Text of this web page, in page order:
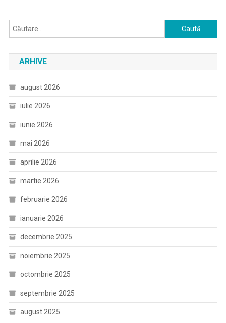
Caută
după:
ARHIVE
august 2026
iulie 2026
iunie 2026
mai 2026
aprilie 2026
martie 2026
februarie 2026
ianuarie 2026
decembrie 2025
noiembrie 2025
octombrie 2025
septembrie 2025
august 2025